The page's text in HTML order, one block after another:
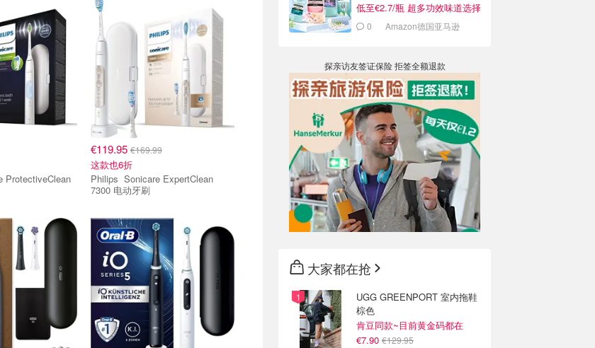
€119.95 €169.99
这款也6折
Philips Sonicare ExpertClean
7300 电动牙刷
低至€2.7/瓶 超多功效味道选择
0 Amazon德国亚马逊
探亲访友签证保险 拒签全额退款
大家都在抢
UGG GREENPORT 室内拖鞋
棕色
肯豆同款~目前黄金码都在
€7.90 €129.95